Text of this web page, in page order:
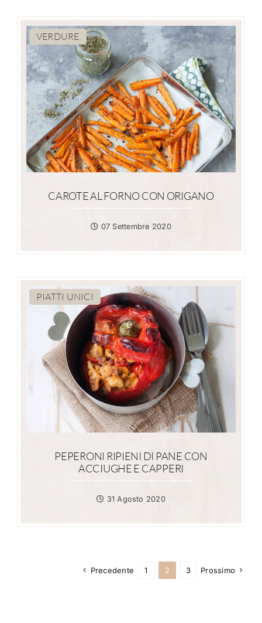
VERDURE
CAROTE AL FORNO CON ORIGANO
07 Settembre 2020
PIATTI UNICI
PEPERONI RIPIENI DI PANE CON
ACCIUGHE E CAPPERI
31 Agosto 2020
Precedente 1 2 3 Prossimo